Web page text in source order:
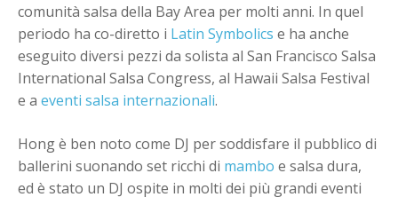
comunità salsa della Bay Area per molti anni. In quel
periodo ha co-diretto i Latin Symbolics e ha anche
eseguito diversi pezzi da solista al San Francisco Salsa
International Salsa Congress, al Hawaii Salsa Festival
e a eventi salsa internazionali.
Hong è ben noto come DJ per soddisfare il pubblico di
ballerini suonando set ricchi di mambo e salsa dura,
ed è stato un DJ ospite in molti dei più grandi eventi